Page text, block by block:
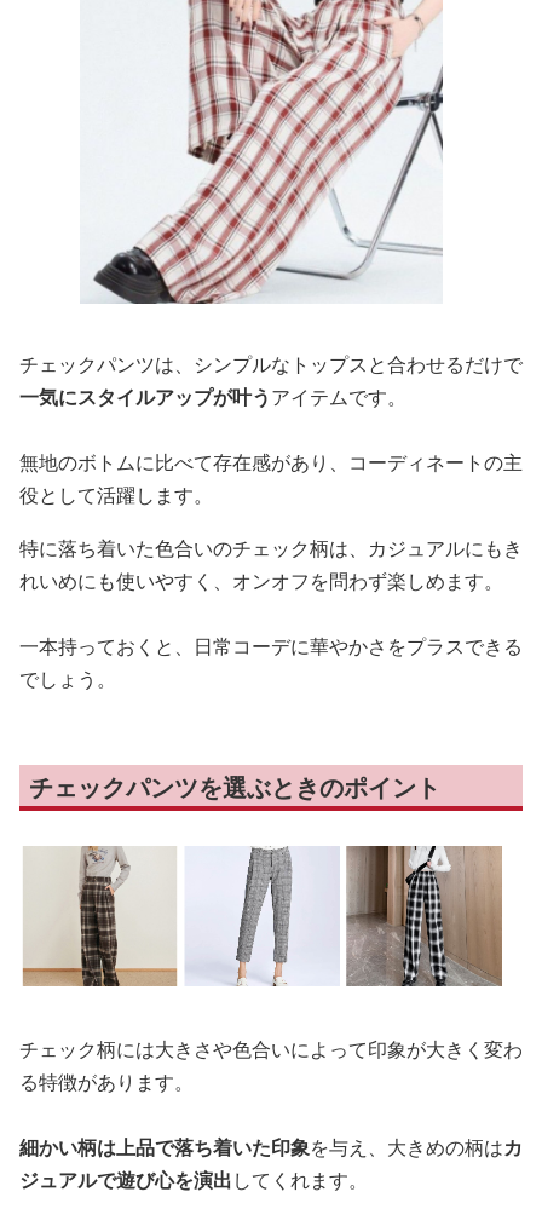
チェックパンツは、シンプルなトップスと合わせるだけで
一気にスタイルアップが叶うアイテムです。
無地のボトムに比べて存在感があり、コーディネートの主
役として活躍します。
特に落ち着いた色合いのチェック柄は、カジュアルにもき
れいめにも使いやすく、オンオフを問わず楽しめます。
一本持っておくと、日常コーデに華やかさをプラスできる
でしょう。
チェックパンツを選ぶときのポイント
チェック柄には大きさや色合いによって印象が大きく変わ
る特徴があります。
細かい柄は上品で落ち着いた印象を与え、大きめの柄はカ
ジュアルで遊び心を演出してくれます。